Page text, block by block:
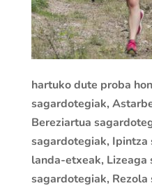
hartuko dute proba
sagardotegiak,
Bereziartua
sagardotegiak,
landa-etxeak,
sagardotegiak,